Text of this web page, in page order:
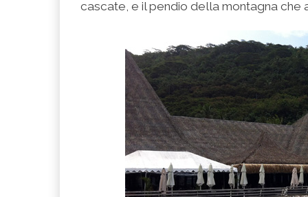
cascate, e il pendio della montagna che